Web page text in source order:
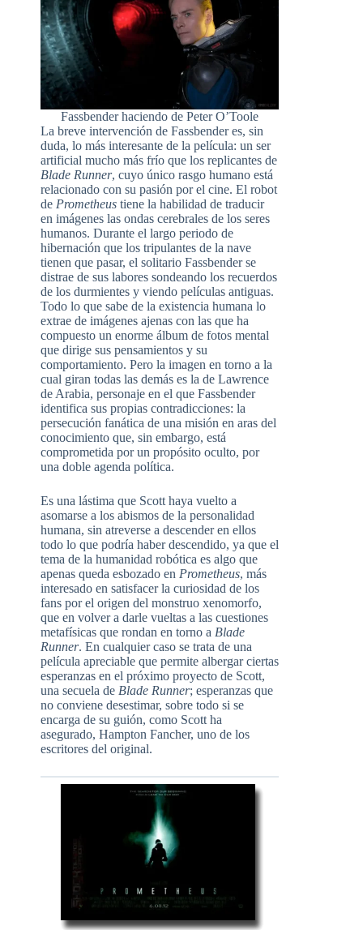
Fassbender haciendo de Peter O’Toole
La breve intervención de Fassbender es, sin
duda, lo más interesante de la película: un ser
artificial mucho más frío que los replicantes de
Blade Runner, cuyo único rasgo humano está
relacionado con su pasión por el cine. El robot
de Prometheus tiene la habilidad de traducir
en imágenes las ondas cerebrales de los seres
humanos. Durante el largo periodo de
hibernación que los tripulantes de la nave
tienen que pasar, el solitario Fassbender se
distrae de sus labores sondeando los recuerdos
de los durmientes y viendo películas antiguas.
Todo lo que sabe de la existencia humana lo
extrae de imágenes ajenas con las que ha
compuesto un enorme álbum de fotos mental
que dirige sus pensamientos y su
comportamiento. Pero la imagen en torno a la
cual giran todas las demás es la de Lawrence
de Arabia, personaje en el que Fassbender
identifica sus propias contradicciones: la
persecución fanática de una misión en aras del
conocimiento que, sin embargo, está
comprometida por un propósito oculto, por
una doble agenda política.
Es una lástima que Scott haya vuelto a
asomarse a los abismos de la personalidad
humana, sin atreverse a descender en ellos
todo lo que podría haber descendido, ya que el
tema de la humanidad robótica es algo que
apenas queda esbozado en Prometheus, más
interesado en satisfacer la curiosidad de los
fans por el origen del monstruo xenomorfo,
que en volver a darle vueltas a las cuestiones
metafísicas que rondan en torno a Blade
Runner. En cualquier caso se trata de una
película apreciable que permite albergar ciertas
esperanzas en el próximo proyecto de Scott,
una secuela de Blade Runner; esperanzas que
no conviene desestimar, sobre todo si se
encarga de su guión, como Scott ha
asegurado, Hampton Fancher, uno de los
escritores del original.